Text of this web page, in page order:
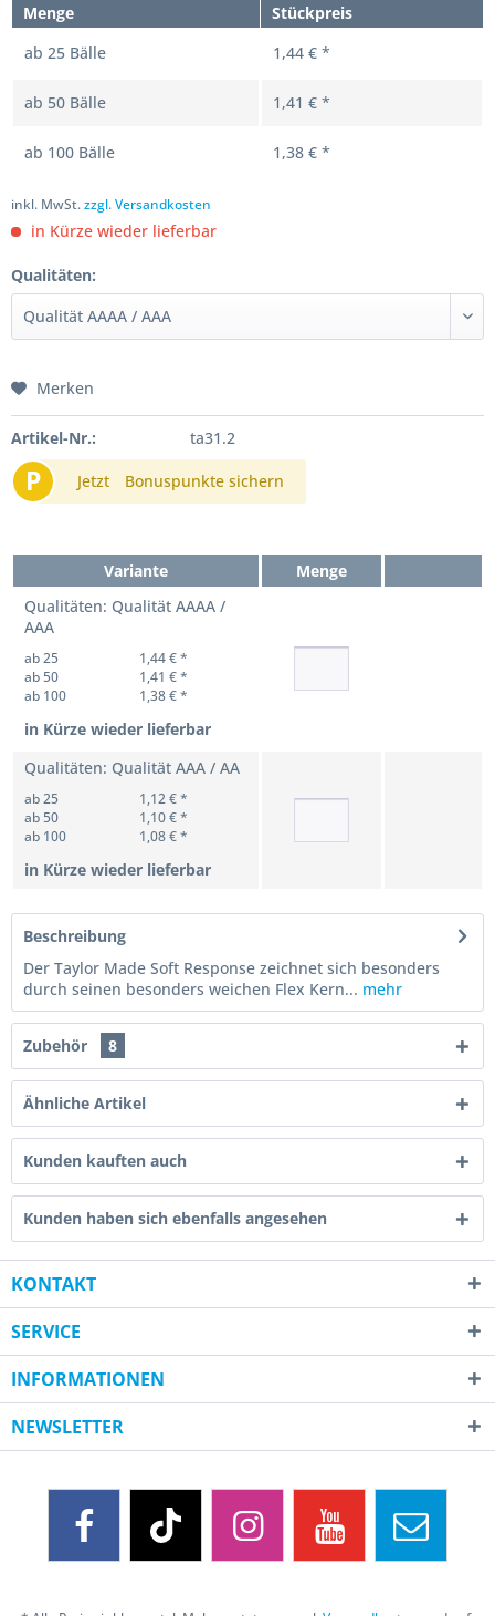
Menge
Stückpreis
ab 25 Bälle 1,44 € *
ab 50 Bälle 1,41 € *
ab 100 Bälle 1,38 € *
inkl. MwSt.zzgl. Versandkosten
in Kürze wieder lieferbar
Qualitäten:
Merken
Artikel-Nr.: ta31.2
P Jetzt Bonuspunkte sichern
Variante
Menge
Qualitäten: Qualität AAAA /
AAA
ab 25
1,44 € *
ab 50
1,41 € *
ab 100
1,38 € *
in Kürze wieder lieferbar
Qualitäten: Qualität AAA / AA
ab 25
1,12 € *
ab 50
1,10 € *
ab 100
1,08 € *
in Kürze wieder lieferbar
Beschreibung
Der Taylor Made Soft Response zeichnet sich besonders
durch seinen besonders weichen Flex Kern... mehr
Zubehör 8
Ähnliche Artikel
Kunden kauften auch
Kunden haben sich ebenfalls angesehen
KONTAKT
SERVICE
INFORMATIONEN
NEWSLETTER